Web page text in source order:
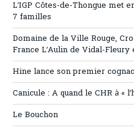
L’IGP Côtes-de-Thongue met
7 familles
Domaine de la Ville Rouge,
France L’Aulin de Vidal-
Hine lance son premier
Canicule : A quand le CHR à «
Le Bouchon